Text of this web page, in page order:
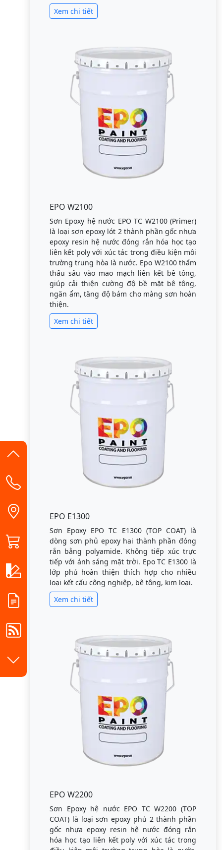
Xem chi tiết
EPO W2100
Sơn Epoxy hệ nước EPO TC W2100 (Primer)
là loại sơn epoxy lót 2 thành phần gốc nhựa
epoxy resin hệ nước đóng rắn hóa học tạo
liên kết poly với xúc tác trong điều kiện môi
trường trung hòa là nước. Epo W2100 thẩm
thấu sâu vào mao mạch liên kết bê tông,
giúp cải thiện cường độ bề mặt bê tông,
ngăn ẩm, tăng độ bám cho màng sơn hoàn
thiện.
Xem chi tiết
EPO E1300
Sơn Epoxy EPO TC E1300 (TOP COAT) là
dòng sơn phủ epoxy hai thành phần đóng
rắn bằng polyamide. Không tiếp xúc trực
tiếp với ánh sáng mặt trời. Epo TC E1300 là
lớp phủ hoàn thiện thích hợp cho nhiều
loại kết cấu công nghiệp, bê tông, kim loại.
Xem chi tiết
EPO W2200
Sơn Epoxy hệ nước EPO TC W2200 (TOP
COAT) là loại sơn epoxy phủ 2 thành phần
gốc nhựa epoxy resin hệ nước đóng rắn
hóa học tạo liên kết poly với xúc tác trong